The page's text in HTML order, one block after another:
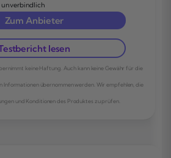
unverbindlich
Zum Anbieter
lesen
keine Haftung. Auch kann keine Gewähr für die
übernommen werden. Wir empfehlen, die
und Konditionen des Produktes zu prüfen.